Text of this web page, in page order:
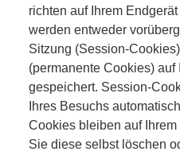
richten auf Ihrem
werden entweder
Sitzung (Session-
(permanente Cookies) auf
gespeichert. Session-
Ihres Besuchs
Cookies bleiben auf
Sie diese selbst löschen